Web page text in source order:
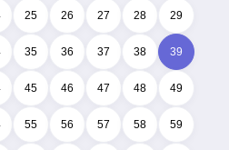
25 26 27 28 29
35 36 37 38 39
45 46 47 48 49
55 56 57 58 59